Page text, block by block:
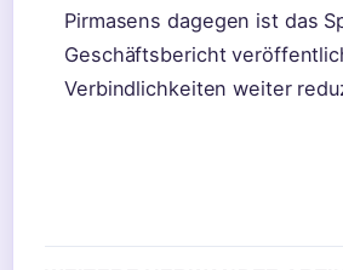
Pirmasens dagegen ist das
Geschäftsbericht
Verbindlichkeiten weiter